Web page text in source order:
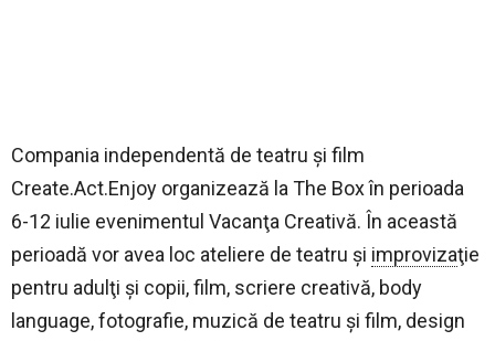
Compania independentă de teatru şi film
Create.Act.Enjoy organizează la The Box în perioada
6-12 iulie evenimentul Vacanţa Creativă. În această
perioadă vor avea loc ateliere de teatru şi improvizaţie
pentru adulţi şi copii, film, scriere creativă, body
language, fotografie, muzică de teatru şi film, design